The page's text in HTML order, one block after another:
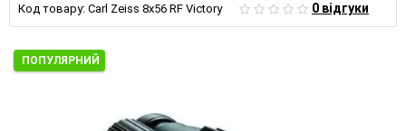
Код товару: Carl Zeiss 8x56 RF Victory 0 відгуки
ПОПУЛЯРНИЙ